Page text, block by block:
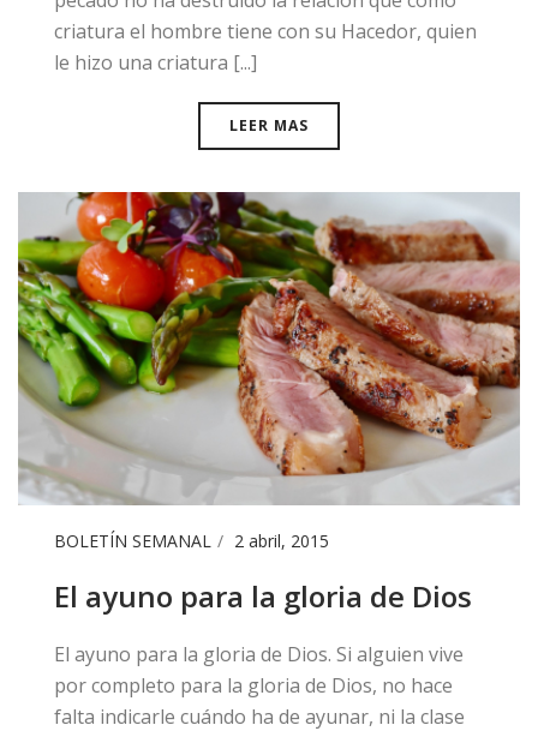
criatura el hombre tiene con su Hacedor, quien
le hizo una criatura [...]
LEER MAS
BOLETÍN SEMANAL 2 abril, 2015
El ayuno para la gloria de Dios
El ayuno para la gloria de Dios. Si alguien vive
por completo para la gloria de Dios, no hace
falta indicarle cuándo ha de ayunar, ni la clase